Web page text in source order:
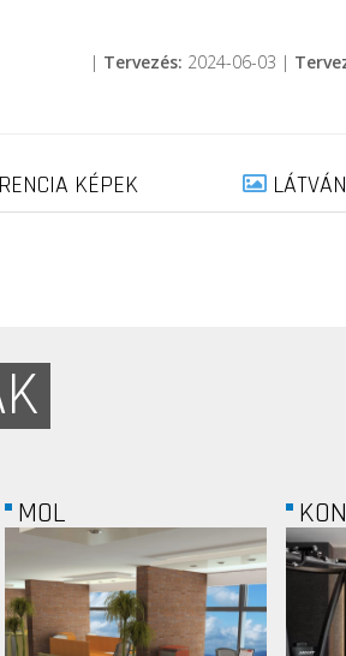
| Tervezés: 2024-06-03 |
KÉPEK
KONDITEREM